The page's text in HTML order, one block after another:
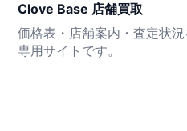
Clove Base 店舗買取
価格表・店舗案内・査定状
専用サイトです。